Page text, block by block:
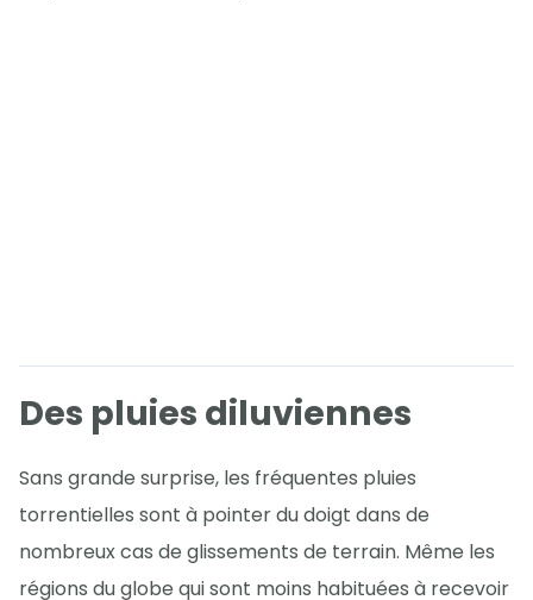
Des pluies diluviennes
Sans grande surprise, les fréquentes pluies
torrentielles sont à pointer du doigt dans de
nombreux cas de glissements de terrain. Même les
régions du globe qui sont moins habituées à recevoir